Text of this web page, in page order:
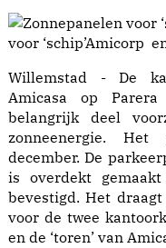
voor ‘schip’Amicorp
Willemstad - De
Amicasa op
belangrijk deel
zonneenergie.
december. De
is overdekt
bevestigd. Het
voor de twee
en de ‘toren’ van